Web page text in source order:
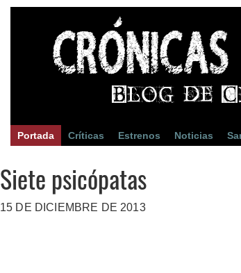
Portada Críticas Estrenos Noticias
Siete psicópatas
15 DE DICIEMBRE DE 2013